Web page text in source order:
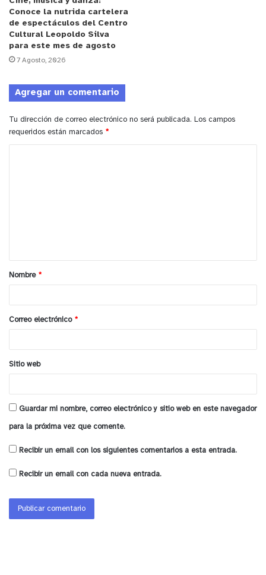
latinoamericana, invitando además a la comunidad
a difundir la iniciativa para que más jóvenes
puedan beneficiarse de esta entrega gratuita de
libros.
y tú, ¿qué opinas?
Conoce la nutrida cartelera
de espectáculos del Centro
Cultural Leopoldo Silva
para este mes de agosto
7 Agosto, 2026
Agregar un comentario
Tu dirección de correo electrónico no será publicada. Los campos
requeridos están marcados *
a
r
*
Nombre *
Correo electrónico *
Sitio web
Guardar mi nombre, correo electrónico y sitio web en este navegador
para la próxima vez que comente.
Recibir un email con los siguientes comentarios a esta entrada.
Recibir un email con cada nueva entrada.